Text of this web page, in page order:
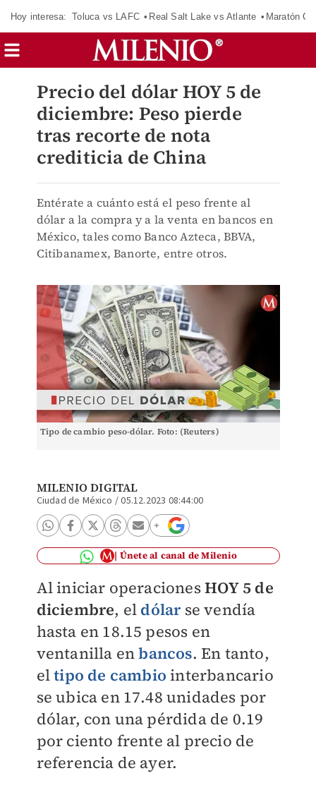
Hoy interesa: Toluca vs LAFC Real Salt Lake vs Atlante Maratón
Precio del dólar HOY 5 de
diciembre: Peso pierde
tras recorte de nota
crediticia de China
Entérate a cuánto está el peso frente al
dólar a la compra y a la venta en bancos en
México, tales como Banco Azteca, BBVA,
Citibanamex, Banorte, entre otros.
Tipo de cambio peso-dólar. Foto: (Reuters)
MILENIO DIGITAL
Ciudad de México /05.12.2023 08:44:00
Únete al canal de Milenio
Al iniciar operacionesHOY 5 de
diciembre, el dólarse vendía
hasta en 18.15 pesos en
ventanilla enbancos. En tanto,
eltipo de cambio interbancario
se ubica en 17.48 unidades por
dólar, con una pérdida de 0.19
por ciento frente al precio de
referencia de ayer.